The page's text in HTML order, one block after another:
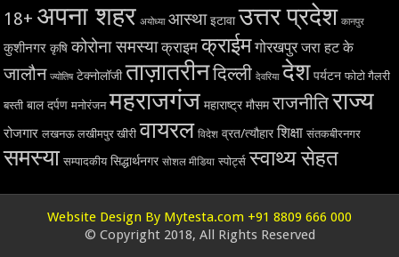
18+ अपना शहर अयोध्या आस्था इटावा उत्तर प्रदेश कानपुर
कुशीनगर कृषि कोरोना समस्या क्राइम क्राईम गोरखपुर जरा हट के
जालौन ज्योतिष टेक्नोलॉजी ताज़ातरीनदिल्ली देवरिया देश पर्यटन फोटो गैलरी
बस्ती बाल दर्पण मनोरंजन महराजगंज महाराष्ट्र मौसम राजनीतिराज्य
रोजगार लखनऊ लखीमपुर खीरी वायरल विदेश व्रत/त्यौहार शिक्षा संतकबीरनगर
समस्या सम्पादकीय सिद्धार्थनगर सोशल मीडिया स्पोर्ट्स स्वाथ्य सेहत
Website Design By Mytesta.com +91 8809 666 000
© Copyright 2018, All Rights Reserved